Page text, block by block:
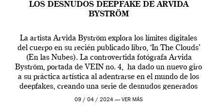
LOS DESNUDOS DEEPFAKE DE ARVIDA
BYSTRÖM
La artista Arvida Byström explora los límites digitales
del cuerpo en su recién publicado libro, ‘In The Clouds’
(En las Nubes). La controvertida fotógrafa Arvida
Byström, portada de VEIN no. 4, ha dado un nuevo giro
a su práctica artística al adentrarse en el mundo de los
deepfakes, creando una serie de desnudos generados
por […]
09 / 04 / 2024 — VER MÁS